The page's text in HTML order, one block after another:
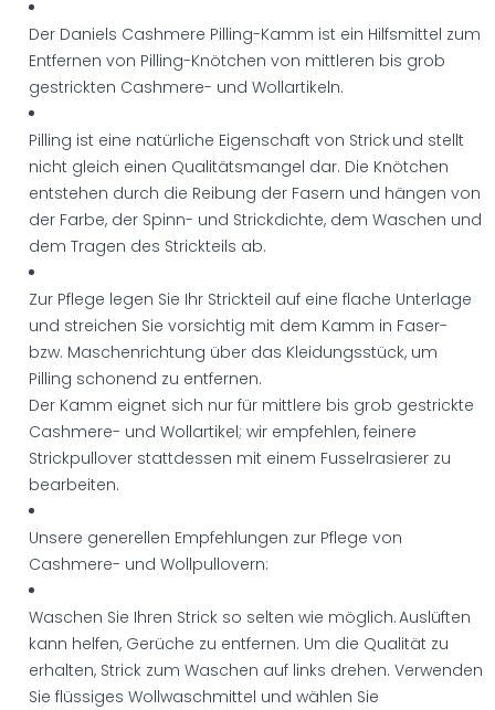
Der Daniels Cashmere Pilling-Kamm ist ein Hilfsmittel zum
Entfernen von Pilling-Knötchen von mittleren bis grob
gestrickten Cashmere- und Wollartikeln.
Pilling ist eine natürliche Eigenschaft von Strick und stellt
nicht gleich einen Qualitätsmangel dar. Die Knötchen
entstehen durch die Reibung der Fasern und hängen von
der Farbe, der Spinn- und Strickdichte, dem Waschen und
dem Tragen des Strickteils ab.
Zur Pflege legen Sie Ihr Strickteil auf eine flache Unterlage
und streichen Sie vorsichtig mit dem Kamm in Faser-
bzw. Maschenrichtung über das Kleidungsstück, um
Pilling schonend zu entfernen.
Der Kamm eignet sich nur für mittlere bis grob gestrickte
Cashmere- und Wollartikel; wir empfehlen, feinere
Strickpullover stattdessen mit einem Fusselrasierer zu
bearbeiten.
Unsere generellen Empfehlungen zur Pflege von
Cashmere- und Wollpullovern:
Waschen Sie Ihren Strick so selten wie möglich. Auslüften
kann helfen, Gerüche zu entfernen. Um die Qualität zu
erhalten, Strick zum Waschen auf links drehen. Verwenden
Sie flüssiges Wollwaschmittel und wählen Sie